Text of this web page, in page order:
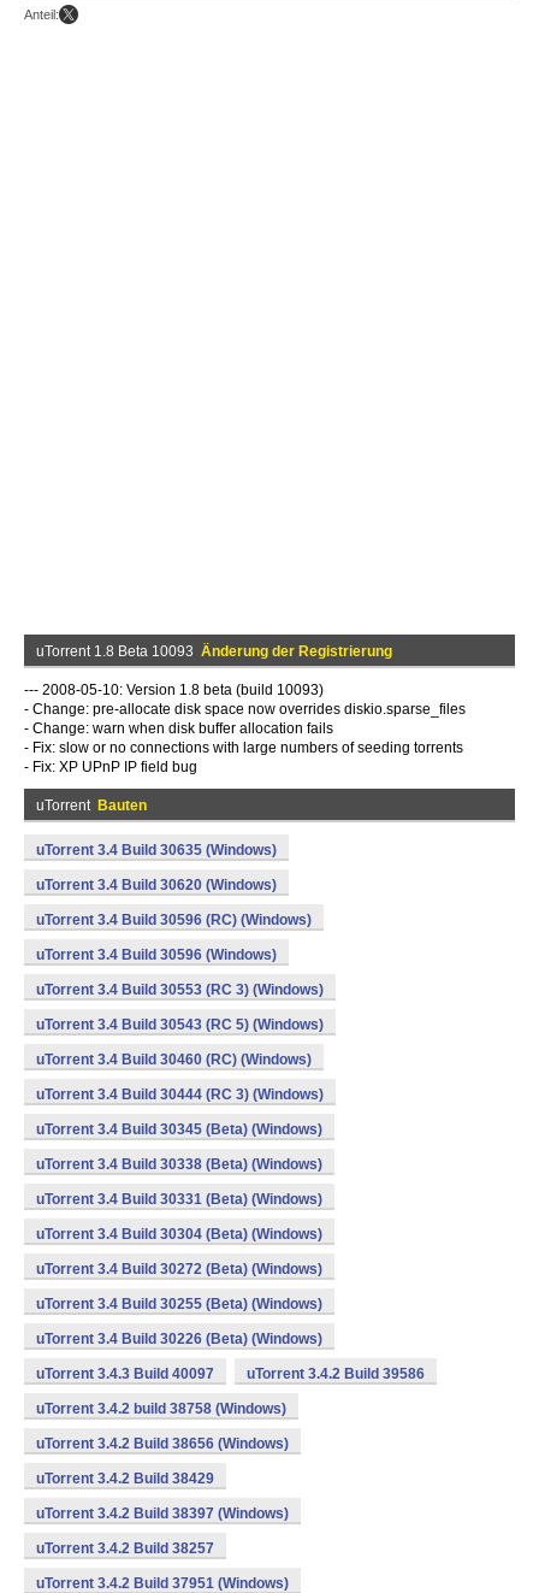
Anteil:
uTorrent 1.8 Beta 10093 Änderung der Registrierung
--- 2008-05-10: Version 1.8 beta (build 10093)
- Change: pre-allocate disk space now overrides diskio.sparse_files
- Change: warn when disk buffer allocation fails
- Fix: slow or no connections with large numbers of seeding torrents
- Fix: XP UPnP IP field bug
uTorrent Bauten
uTorrent 3.4 Build 30635 (Windows)
uTorrent 3.4 Build 30620 (Windows)
uTorrent 3.4 Build 30596 (RC) (Windows)
uTorrent 3.4 Build 30596 (Windows)
uTorrent 3.4 Build 30553 (RC 3) (Windows)
uTorrent 3.4 Build 30543 (RC 5) (Windows)
uTorrent 3.4 Build 30460 (RC) (Windows)
uTorrent 3.4 Build 30444 (RC 3) (Windows)
uTorrent 3.4 Build 30345 (Beta) (Windows)
uTorrent 3.4 Build 30338 (Beta) (Windows)
uTorrent 3.4 Build 30331 (Beta) (Windows)
uTorrent 3.4 Build 30304 (Beta) (Windows)
uTorrent 3.4 Build 30272 (Beta) (Windows)
uTorrent 3.4 Build 30255 (Beta) (Windows)
uTorrent 3.4 Build 30226 (Beta) (Windows)
uTorrent 3.4.3 Build 40097 uTorrent 3.4.2 Build 39586
uTorrent 3.4.2 build 38758 (Windows)
uTorrent 3.4.2 Build 38656 (Windows)
uTorrent 3.4.2 Build 38429
uTorrent 3.4.2 Build 38397 (Windows)
uTorrent 3.4.2 Build 38257
uTorrent 3.4.2 Build 37951 (Windows)